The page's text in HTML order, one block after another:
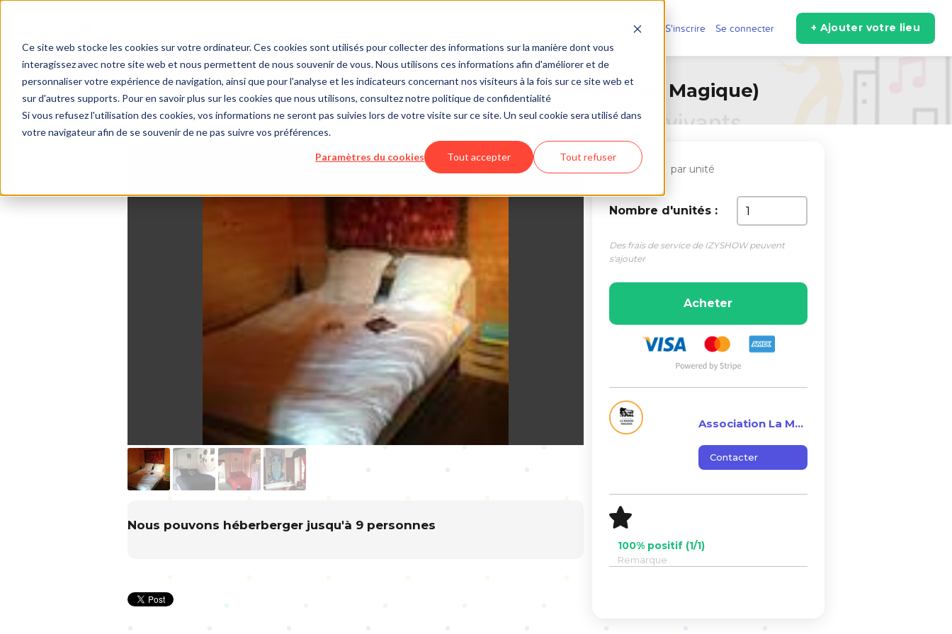
Ce site web stocke les cookies sur votre ordinateur. Ces cookies sont utilisés pour collecter des informations sur la manière dont vous
interagissez avec notre site web et nous permettent de nous souvenir de vous. Nous utilisons ces informations afin d'améliorer et de
personnaliser votre expérience de navigation, ainsi que pour l'analyse et les indicateurs concernant nos visiteurs à la fois sur ce site web et
sur d'autres supports. Pour en savoir plus sur les cookies que nous utilisons, consultez notre politique de confidentialité
Si vous refusez l'utilisation des cookies, vos informations ne seront pas suivies lors de votre visite sur ce site. Un seul cookie sera utilisé dans
votre navigateur afin de se souvenir de ne pas suivre vos préférences.
Paramètres du cookies Tout accepter Tout refuser
fr S'inscrire Se connecter + Ajouter votre lieu
Hébergement (après une journée de Travail à la Maison Magique)
Nous pouvons héberberger jusqu'à 9 personnes
50 € par unité
Nombre d'unités :
Des frais de service de IZYSHOW peuvent
s'ajouter
Acheter
Association La Maison Magique
Contacter
100% positif (1/1)
Remarque